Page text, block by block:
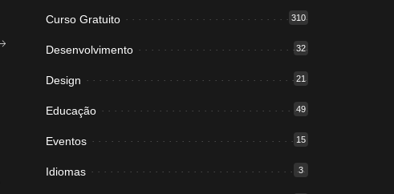
Curso Gratuito 310
Desenvolvimento 32
Design 21
Educação 49
Eventos 15
Idiomas 3